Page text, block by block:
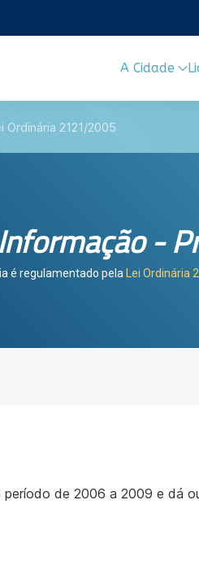
A Cidade
Ordinária 2121/2005
-
é regulamentado pela Lei Ordinária
período de 2006 a 2009 e dá